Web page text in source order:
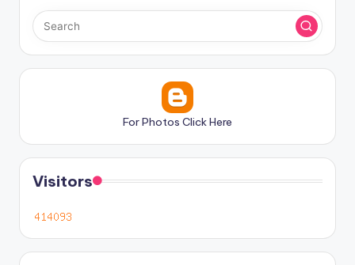
For Photos Click Here
Visitors